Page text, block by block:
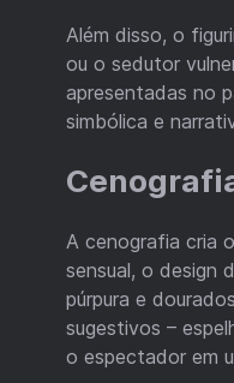
Além disso, o
ou o sedutor
apresentadas no
simbólica e
A cenografia cria
sensual, o design
púrpura e
sugestivos –
o espectador em